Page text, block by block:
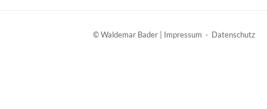
© Waldemar Bader | Impressum · Datenschutz